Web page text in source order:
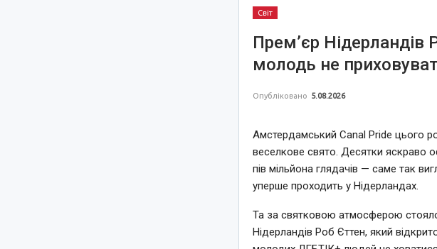
Світ
Прем’єр Нідерландів
молодь не
Опубліковано 5.08.2026
Амстердамський Canal Pride цього
веселкове свято. Десятки яскраво
пів мільйона глядачів — саме так
уперше проходить у Нідерландах.
Та за святковою атмосферою стояло
Нідерландів Роб Єттен, який